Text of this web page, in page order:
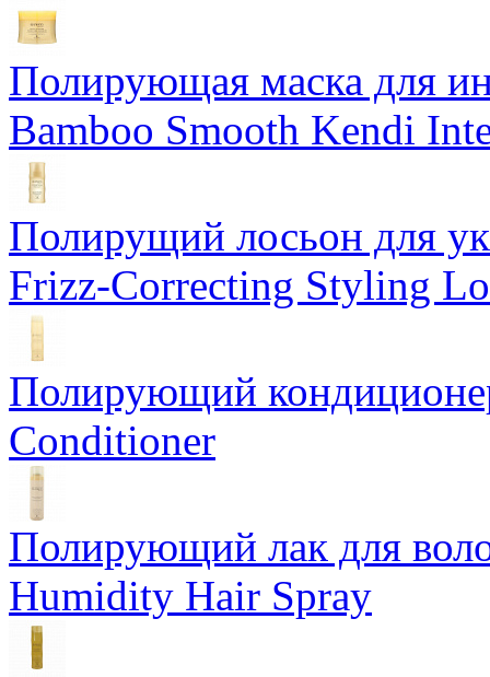
Полирующая маска для
Bamboo Smooth Kendi
Полирущий лосьон для
Frizz-Correcting Styling
Полирующий
Conditioner
Полирующий лак для
Humidity Hair Spray